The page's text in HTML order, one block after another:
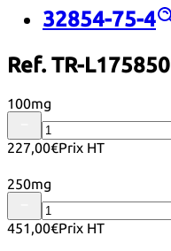
32854-75-4
Ref. TR-L175850
100mg
227,00€Prix HT
250mg
451,00€Prix HT